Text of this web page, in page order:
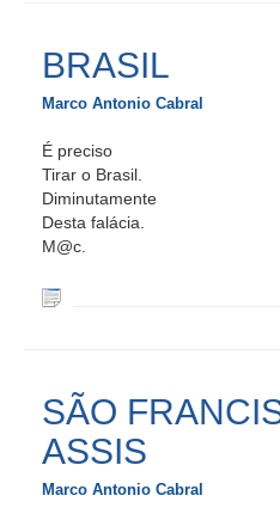
BRASIL
Marco Antonio Cabral
É preciso
Tirar o Brasil.
Diminutamente
Desta falácia.
M@c.
SÃO
ASSIS
Marco Antonio Cabral